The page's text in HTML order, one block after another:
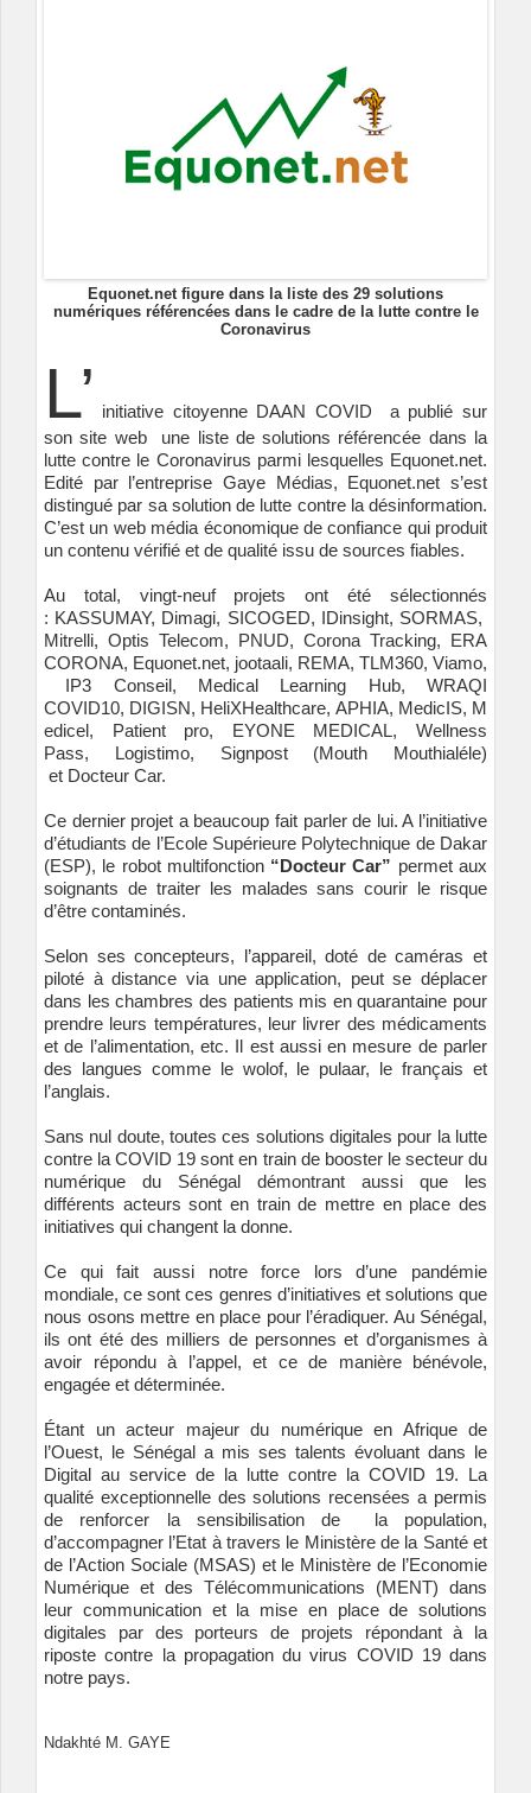
Equonet.net figure dans la liste des 29 solutions
numériques référencées dans le cadre de la lutte contre le
Coronavirus
L’ initiative citoyenne DAAN COVID a publié sur
sonsite webune liste de solutions référencée dans la
lutte contre le Coronavirus parmi lesquelles Equonet.net.
Edité par l’entreprise Gaye Médias, Equonet.net s’est
distingué par sa solution de lutte contre la désinformation.
C’est un web média économique de confiance qui produit
un contenu vérifié et de qualité issu de sources fiables.
Au total, vingt-neuf projets ont été sélectionnés
: KASSUMAY, Dimagi, SICOGED, IDinsight, SORMAS,
Mitrelli, Optis Telecom, PNUD, Corona Tracking, ERA
CORONA, Equonet.net, jootaali, REMA, TLM360, Viamo,
IP3 Conseil, Medical Learning Hub,WRAQI
COVID10, DIGISN, HeliXHealthcare, APHIA, MedicIS, M
edicel, Patient pro, EYONE MEDICAL,Wellness
Pass, Logistimo, Signpost (Mouth Mouthialéle)
et Docteur Car.
Ce dernier projet a beaucoup fait parler de lui. A l’initiative
d’étudiants de l’Ecole Supérieure Polytechnique de Dakar
(ESP), le robot multifonction“Docteur Car” permet aux
soignants de traiter les malades sans courir le risque
d’être contaminés.
Selon ses concepteurs, l’appareil, doté de caméras et
piloté à distance via une application, peut se déplacer
dans les chambres des patients mis en quarantaine pour
prendre leurs températures, leur livrer des médicaments
et de l’alimentation, etc. Il est aussi en mesure de parler
des langues comme le wolof, le pulaar, le français et
l’anglais.
Sans nul doute, toutes ces solutions digitales pour la lutte
contre la COVID 19 sont en train de booster le secteur du
numérique du Sénégal démontrant aussi que les
différents acteurs sont en train de mettre en place des
initiatives qui changent la donne.
Ce qui fait aussi notre force lors d’une pandémie
mondiale, ce sont ces genres d’initiatives et solutions que
nous osons mettre en place pour l’éradiquer. Au Sénégal,
ils ont été des milliers de personnes et d’organismes à
avoir répondu à l’appel, et ce de manière bénévole,
engagée et déterminée.
Étant un acteur majeur du numérique en Afrique de
l’Ouest, le Sénégal a mis ses talents évoluant dans le
Digital au service de la lutte contre la COVID 19. La
qualité exceptionnelle des solutions recensées a permis
de renforcer la sensibilisation de la population,
d’accompagner l’Etat à travers le Ministère de la Santé et
de l’Action Sociale (MSAS) et le Ministère de l’Economie
Numérique et des Télécommunications (MENT) dans
leur communication et la mise en place de solutions
digitales par des porteurs de projets répondant à la
riposte contre la propagation du virus COVID 19 dans
notre pays.
Ndakhté M. GAYE